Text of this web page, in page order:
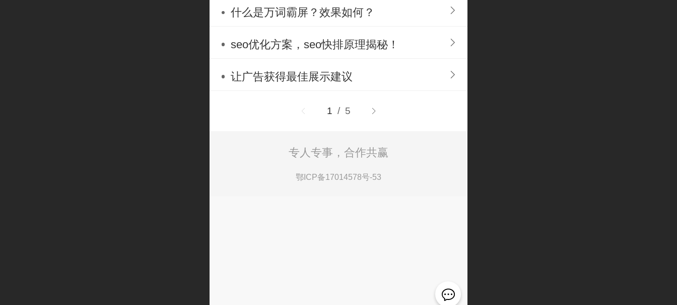
什么是万词霸屏？效果如何？
seo优化方案，seo快排原理揭秘！
让广告获得最佳展示建议
1 / 5
专人专事，合作共赢
鄂ICP备17014578号-53